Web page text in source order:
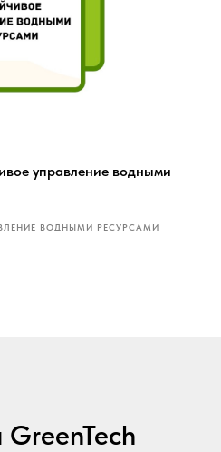
управление водными
ВОДНЫМИ РЕСУРСАМИ
GreenTech